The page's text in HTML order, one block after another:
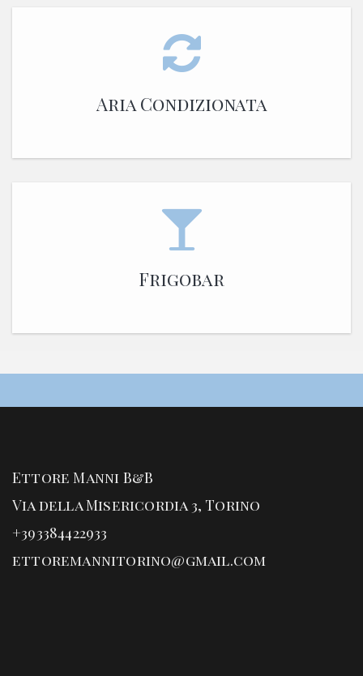
Aria Condizionata
Frigobar
Ettore Manni B&B
Via della Misericordia 3, Torino
+393384422933
ettoremannitorino@gmail.com